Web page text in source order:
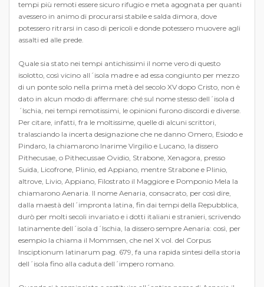
tempi più remoti essere sicuro rifugio e meta agognata per quanti
avessero in animo di procurarsi stabile e salda dimora, dove
potessero ritrarsi in caso di pericoli e donde potessero muovere agli
assalti ed alle prede.
Quale sia stato nei tempi antichissimi il nome vero di questo
isolotto, così vicino all´isola madre e ad essa congiunto per mezzo
di un ponte solo nella prima metà del secolo XV dopo Cristo, non è
dato in alcun modo di affermare: ché sul nome stesso dell´isola d
´Ischia, nei tempi remotissimi, le opinioni furono discordi e diverse.
Per citare, infatti, fra le moltissime, quelle di alcuni scrittori,
tralasciando la incerta designazione che ne danno Omero, Esiodo e
Pindaro, la chiamarono Inarime Virgilio e Lucano, la dissero
Pithecusae, o Pithecussae Ovidio, Strabone, Xenagora, presso
Suida, Licofrone, Plinio, ed Appiano, mentre Strabone e Plinio,
altrove, Livio, Appiano, Filostrato il Maggiore e Pomponio Mela la
chiamarono Aenaria. Il nome Aenaria, consacrato, per così dire,
dalla maestà dell´impronta latina, fin dai tempi della Repubblica,
durò per molti secoli invariato e i dotti italiani e stranieri, scrivendo
latinamente dell´isola d´Ischia, la dissero sempre Aenaria: così, per
esempio la chiama il Mommsen, che nel X vol. del Corpus
Insciptionum latinarum pag. 679, fa una rapida sintesi della storia
dell´isola fino alla caduta dell´impero romano.